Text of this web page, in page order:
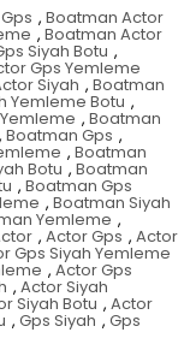
, Boatman Actor
, Boatman Actor
Siyah Botu ,
Gps Yemleme
Siyah , Boatman
Yemleme Botu ,
, Boatman
, Boatman Gps ,
, Boatman
Botu , Boatman
, Boatman Gps
, Boatman Siyah
Yemleme ,
, Actor Gps , Actor
Gps Siyah Yemleme
, Actor Gps
, Actor Siyah
Siyah Botu , Actor
, Gps Siyah , Gps